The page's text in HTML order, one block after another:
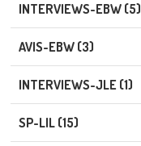
INTERVIEWS-EBW (5)
AVIS-EBW (3)
INTERVIEWS-JLE (1)
SP-LIL (15)